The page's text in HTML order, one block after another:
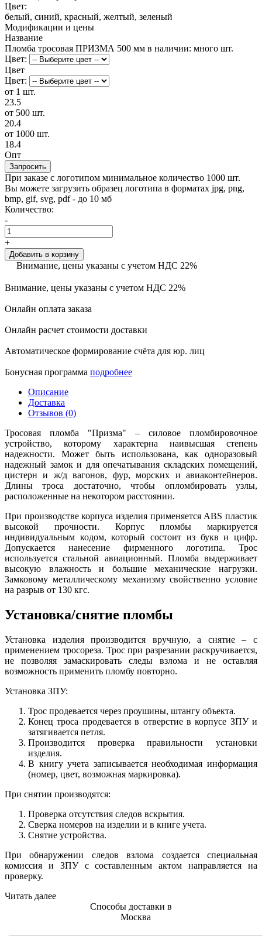
Цвет:
белый, синий, красный, желтый, зеленый
Модификации и цены
Название
Пломба тросовая ПРИЗМА 500 мм в наличии: много шт.
Цвет:
Цвет
Цвет:
от 1 шт.
23.5
от 500 шт.
20.4
от 1000 шт.
18.4
Опт
Запросить
При заказе с логотипом минимальное количество 1000 шт.
Вы можете загрузить образец логотипа в форматах jpg, png,
bmp, gif, svg, pdf - до 10 мб
Количество:
-
+
Добавить в корзину
Внимание, цены указаны с учетом НДС 22%
Внимание, цены указаны с учетом НДС 22%
Онлайн оплата заказа
Онлайн расчет стоимости доставки
Автоматическое формирование счёта для юр. лиц
Бонусная программа подробнее
Описание
Доставка
Отзывов (0)
Тросовая пломба "Призма" – силовое пломбировочное
устройство, которому характерна наивысшая степень
надежности. Может быть использована, как одноразовый
надежный замок и для опечатывания складских помещений,
цистерн и ж/д вагонов, фур, морских и авиаконтейнеров.
Длины троса достаточно, чтобы опломбировать узлы,
расположенные на некотором расстоянии.
При производстве корпуса изделия применяется ABS пластик
высокой прочности. Корпус пломбы маркируется
индивидуальным кодом, который состоит из букв и цифр.
Допускается нанесение фирменного логотипа. Трос
используется стальной авиационный. Пломба выдерживает
высокую влажность и большие механические нагрузки.
Замковому металлическому механизму свойственно условие
на разрыв от 130 кгс.
Установка/снятие пломбы
Установка изделия производится вручную, а снятие – с
применением тросореза. Трос при разрезании раскручивается,
не позволяя замаскировать следы взлома и не оставляя
возможность применить пломбу повторно.
Установка ЗПУ:
Трос продевается через проушины, штангу объекта.
Конец троса продевается в отверстие в корпусе ЗПУ и
затягивается петля.
Производится проверка правильности установки
изделия.
В книгу учета записывается необходимая информация
(номер, цвет, возможная маркировка).
При снятии производятся:
Проверка отсутствия следов вскрытия.
Сверка номеров на изделии и в книге учета.
Снятие устройства.
При обнаружении следов взлома создается специальная
комиссия и ЗПУ с составленным актом направляется на
проверку.
Читать далее
Способы доставки в
Москва